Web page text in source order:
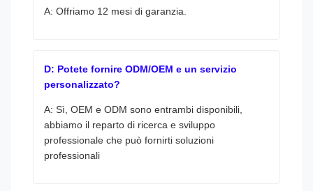
A: Offriamo 12 mesi di garanzia.
D: Potete fornire ODM/OEM e un servizio
personalizzato?
A: Sì, OEM e ODM sono entrambi disponibili,
abbiamo il reparto di ricerca e sviluppo
professionale che può fornirti soluzioni
professionali